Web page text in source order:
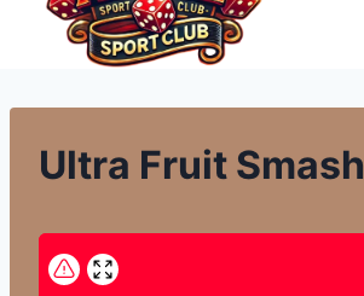
Ultra Fruit Smash